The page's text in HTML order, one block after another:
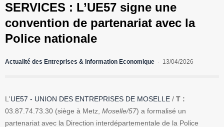
SERVICES : L’UE57 signe une
convention de partenariat avec la
Police nationale
Actualité des Entreprises & Information Economique 13/04/2026
L'UE57 - UNION DES ENTREPRISES DE MOSELLE / T :
03.87.74.73.30 (siège à Metz, Moselle/57) a formalisé un
partenariat avec la Direction interdépartementale de la Police